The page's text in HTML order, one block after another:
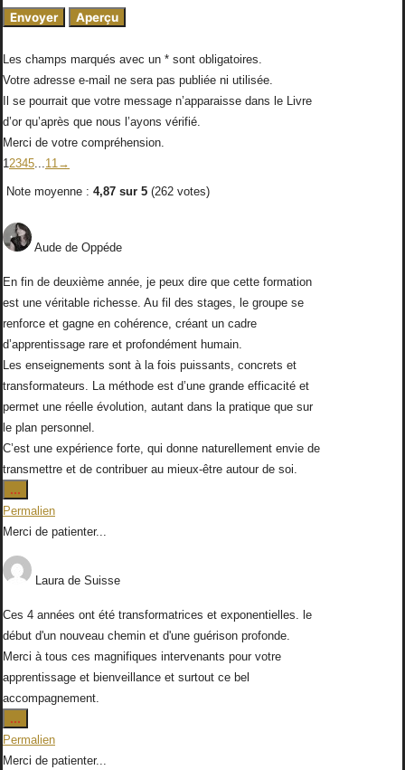
Les champs marqués avec un * sont obligatoires.
Votre adresse e-mail ne sera pas publiée ni utilisée.
Il se pourrait que votre message n’apparaisse dans le Livre
d’or qu’après que nous l’ayons vérifié.
Merci de votre compréhension.
Navigation
dans
liste
du
d’or
12345...11→
Note moyenne : 4,87 sur 5 (262 votes)
Aude de Oppéde
En fin de deuxième année, je peux dire que cette formation
est une véritable richesse. Au fil des stages, le groupe se
renforce et gagne en cohérence, créant un cadre
d’apprentissage rare et profondément humain.
Les enseignements sont à la fois puissants, concrets et
transformateurs. La méthode est d’une grande efficacité et
permet une réelle évolution, autant dans la pratique que sur
le plan personnel.
C’est une expérience forte, qui donne naturellement envie de
transmettre et de contribuer au mieux-être autour de soi.
...
cette
boîte
méta.
Permalien
Merci de patienter...
Laura de Suisse
Ces 4 années ont été transformatrices et exponentielles. le
début d'un nouveau chemin et d'une guérison profonde.
Merci à tous ces magnifiques intervenants pour votre
apprentissage et bienveillance et surtout ce bel
accompagnement.
...
cette
boîte
méta.
Permalien
Merci de patienter...